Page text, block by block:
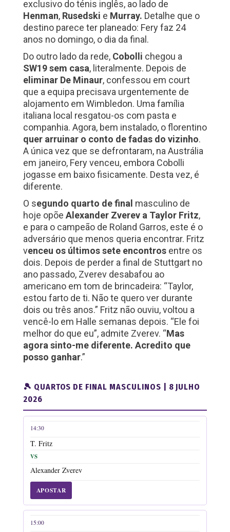
exclusivo do ténis inglês, ao lado de
Henman, Rusedski e Murray. Detalhe que o
destino parece ter planeado: Fery faz 24
anos no domingo, o dia da final.
Do outro lado da rede, Cobolli chegou a
SW19 sem casa, literalmente. Depois de
eliminar De Minaur, confessou em court
que a equipa precisava urgentemente de
alojamento em Wimbledon. Uma família
italiana local resgatou-os com pasta e
companhia. Agora, bem instalado, o florentino
quer arruinar o conto de fadas do vizinho.
A única vez que se defrontaram, na Austrália
em janeiro, Fery venceu, embora Cobolli
jogasse em baixo fisicamente. Desta vez, é
diferente.
O segundo quarto de final masculino de
hoje opõe Alexander Zverev a Taylor Fritz,
e para o campeão de Roland Garros, este é o
adversário que menos queria encontrar. Fritz
venceu os últimos sete encontrosentre os
dois. Depois de perder a final de Stuttgart no
ano passado, Zverev desabafou ao
americano em tom de brincadeira: “Taylor,
estou farto de ti. Não te quero ver durante
dois ou três anos.” Fritz não ouviu, voltou a
vencê-lo em Halle semanas depois. “Ele foi
melhor do que eu”, admite Zverev. “Mas
agora sinto-me diferente. Acredito que
posso ganhar.”
🎾 QUARTOS DE FINAL MASCULINOS | 8 JULHO
2026
HORA
14:30
T. Fritz
VS
Alexander Zverev
APOSTAR
15:00